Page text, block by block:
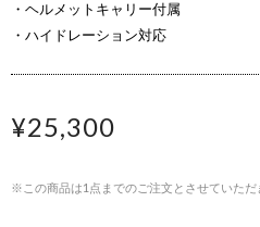
・ヘルメットキャリー付属
・ハイドレーション対応
¥25,300
※この商品は1点までのご注文とさせていただ